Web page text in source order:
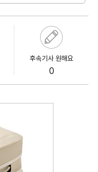
후속기사 원해요
0